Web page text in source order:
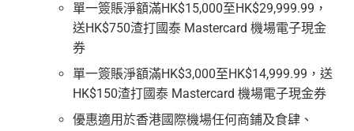
單一簽賬淨額滿HK$15,000至HK$29,999.99，
送HK$750渣打國泰 Mastercard 機場電子現金
券
單一簽賬淨額滿HK$3,000至HK$14,999.99，送
HK$150渣打國泰 Mastercard 機場電子現金券
優惠適用於香港國際機場任何商鋪及食肆、